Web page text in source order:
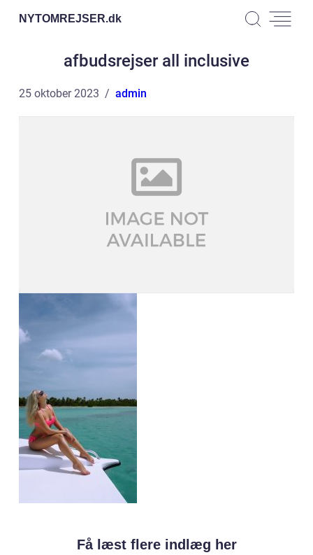
NYTOMREJSER.dk
afbudsrejser all inclusive
25 oktober 2023 admin
Få læst flere indlæg her